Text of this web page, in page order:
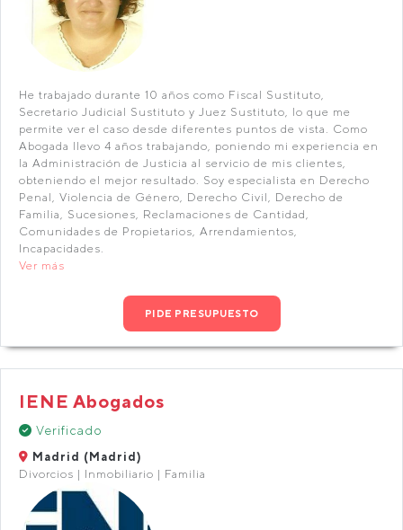
He trabajado durante 10 años como Fiscal Sustituto,
Secretario Judicial Sustituto y Juez Sustituto, lo que me
permite ver el caso desde diferentes puntos de vista. Como
Abogada llevo 4 años trabajando, poniendo mi experiencia en
la Administración de Justicia al servicio de mis clientes,
obteniendo el mejor resultado. Soy especialista en Derecho
Penal, Violencia de Género, Derecho Civil, Derecho de
Familia, Sucesiones, Reclamaciones de Cantidad,
Comunidades de Propietarios, Arrendamientos,
Incapacidades.
Ver más
PIDE PRESUPUESTO
IENE Abogados
Verificado
Madrid (Madrid)
Divorcios | Inmobiliario | Familia